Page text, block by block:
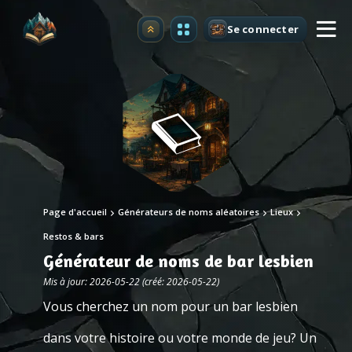
Premium Se connecter
Page d'accueil Générateurs de noms aléatoires Lieux
Restos & bars
Générateur de noms de bar lesbien
Mis à jour: 2026-05-22 (créé: 2026-05-22)
Vous cherchez un nom pour un bar lesbien
dans votre histoire ou votre monde de jeu? Un